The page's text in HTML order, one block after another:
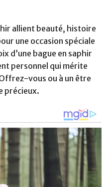
allient beauté, histoire
une occasion spéciale
d’une bague en saphir
personnel qui mérite
vous ou à un être
précieux.